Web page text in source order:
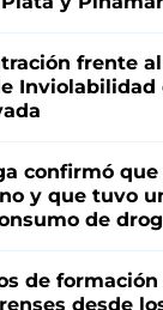
frente
Inviolabilidad
confirmó que
y que tuvo
de
de formación
desde